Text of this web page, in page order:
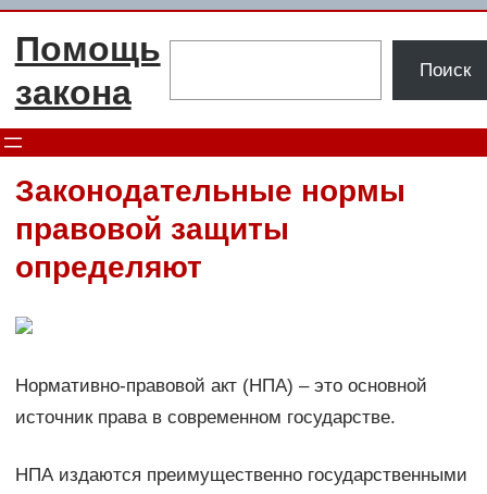
Перейти
Помощь
закона
Поиск
Законодательные нормы
правовой защиты
определяют
Нормативно-правовой акт (НПА) – это основной
источник права в современном государстве.
НПА издаются преимущественно государственными